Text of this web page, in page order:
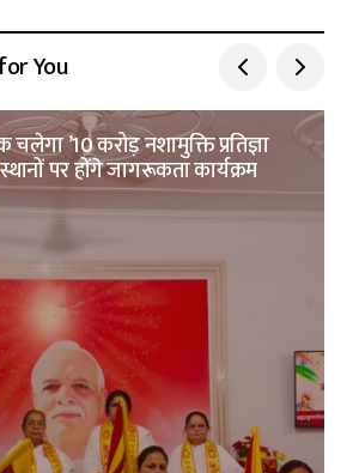
You
’10 करोड़ नशामुक्ति प्रतिज्ञा
पर होंगे जागरूकता कार्यक्रम